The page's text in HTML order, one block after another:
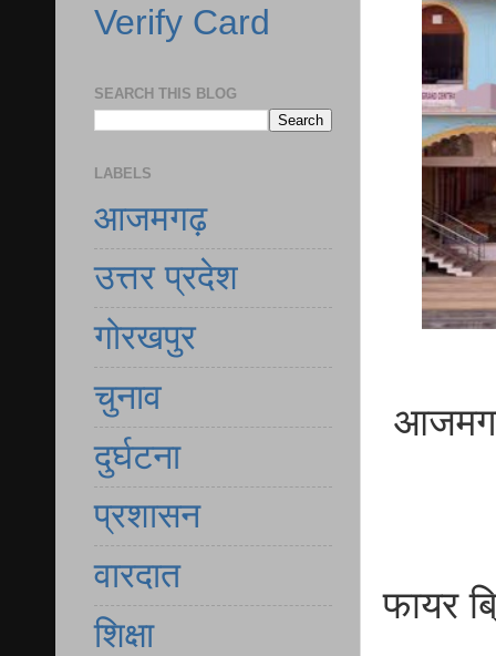
फायर
Verify Card
SEARCH THIS BLOG
LABELS
आजमगढ़
उत्तर प्रदेश
गोरखपुर
चुनाव
दुर्घटना
प्रशासन
वारदात
शिक्षा